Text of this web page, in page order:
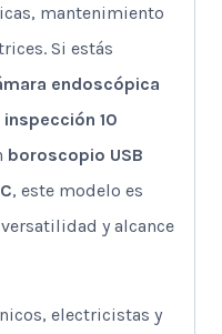
mantenimiento
Si estás
endoscópica
10
boroscopio USB
, este modelo es
y alcance
electricistas y